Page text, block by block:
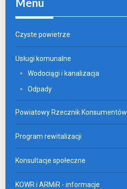
Czyste powietrze
Usługi komunalne
Wodociągi i kanalizacja
Odpady
Powiatowy Rzecznik Konsumentów
Program rewitalizacji
Konsultacje społeczne
KOWR i ARMiR - informacje